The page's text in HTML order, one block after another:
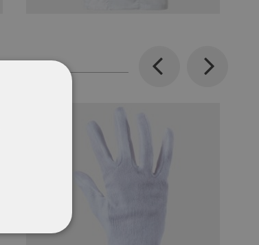
Previous Next